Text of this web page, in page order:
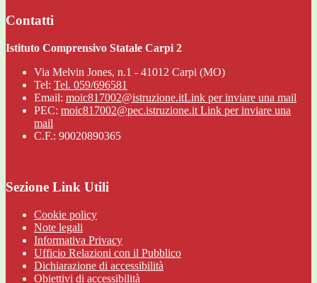
Contatti
Istituto Comprensivo Statale Carpi 2
Via Melvin Jones, n.1 - 41012 Carpi (MO)
Tel: Tel. 059/696581
Email: moic817002@istruzione.itLink per inviare una mail
PEC: moic817002@pec.istruzione.it Link per inviare una
mail
C.F.: 90020890365
Sezione Link Utili
Cookie policy
Note legali
Informativa Privacy
Ufficio Relazioni con il Pubblico
Dichiarazione di accessibilità
Obiettivi di accessibilità